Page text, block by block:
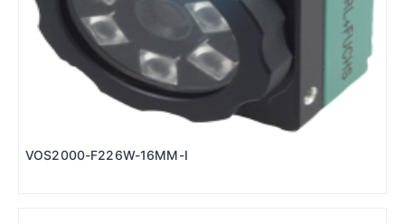
VOS2000-F226W-16MM-I